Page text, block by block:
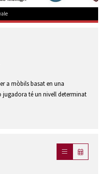
a mòbils basat en una
jugadora té un nivell determinat